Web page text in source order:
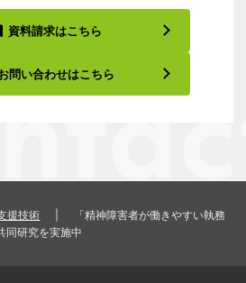
資料請求はこちら
問い合わせはこちら
援技術
「精神障害者が働きやすい執務
同研究を実施中